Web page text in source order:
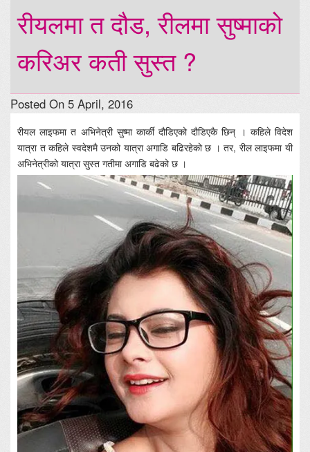
रीयलमा त दौड, रीलमा सुष्माको
करिअर कती सुस्त ?
Posted On 5 April, 2016
रीयल लाइफमा त अभिनेत्री सुष्मा कार्की दौडिएको दौडिएकै छिन् । कहिले विदेश
यात्रा त कहिले स्वदेशमै उनको यात्रा अगाडि बढिरहेको छ । तर, रील लाइफमा यी
अभिनेत्रीको यात्रा सुस्त गतीमा अगाडि बढेको छ ।